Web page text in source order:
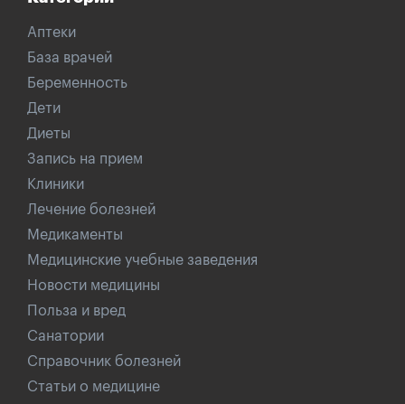
Аптеки
База врачей
Беременность
Дети
Диеты
Запись на прием
Клиники
Лечение болезней
Медикаменты
Медицинские учебные заведения
Новости медицины
Польза и вред
Санатории
Справочник болезней
Статьи о медицине